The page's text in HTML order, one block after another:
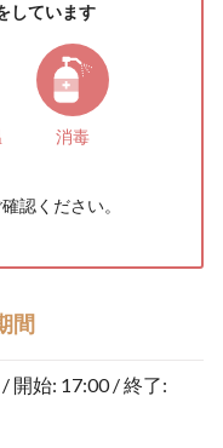
しています
消毒
認ください。
間
開始: 17:00 / 終了: